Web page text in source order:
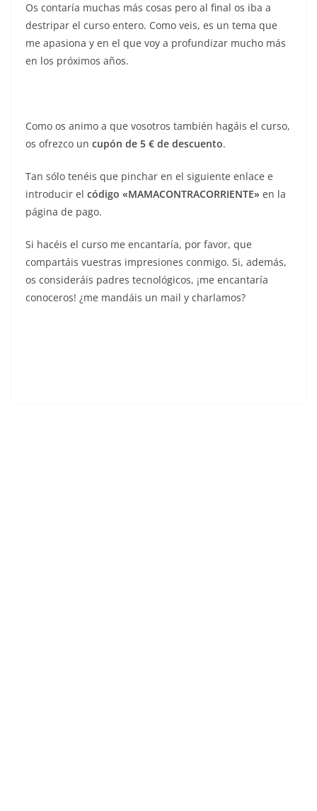
Os contaría muchas más cosas pero al final os iba a
destripar el curso entero. Como veis, es un tema que
me apasiona y en el que voy a profundizar mucho más
en los próximos años.
Como os animo a que vosotros también hagáis el curso,
os ofrezco un cupón de 5 € de descuento.
Tan sólo tenéis que pinchar en el siguiente enlace e
introducir el código «MAMACONTRACORRIENTE» en la
página de pago.
Si hacéis el curso me encantaría, por favor, que
compartáis vuestras impresiones conmigo. Si, además,
os consideráis padres tecnológicos, ¡me encantaría
conoceros! ¿me mandáis un mail y charlamos?